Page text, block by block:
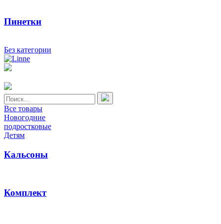
Пинетки
Без категории
Найти:
Все товары
Новогодние
подростковые
Детям
Кальсоны
Комплект